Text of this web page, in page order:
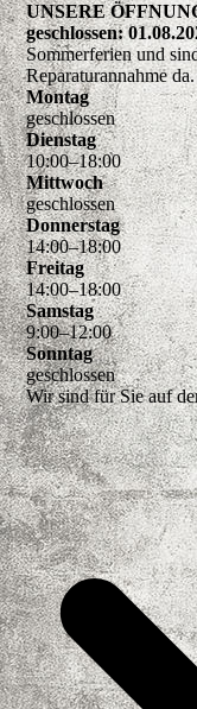
UNSERE
geschlossen:
Sommerferien und
Reparaturannahme da.
Montag
geschlossen
Dienstag
10:00–18:00
Mittwoch
geschlossen
Donnerstag
14:00–18:00
Freitag
14:00–18:00
Samstag
9:00–12:00
Sonntag
geschlossen
Wir sind für Sie auf